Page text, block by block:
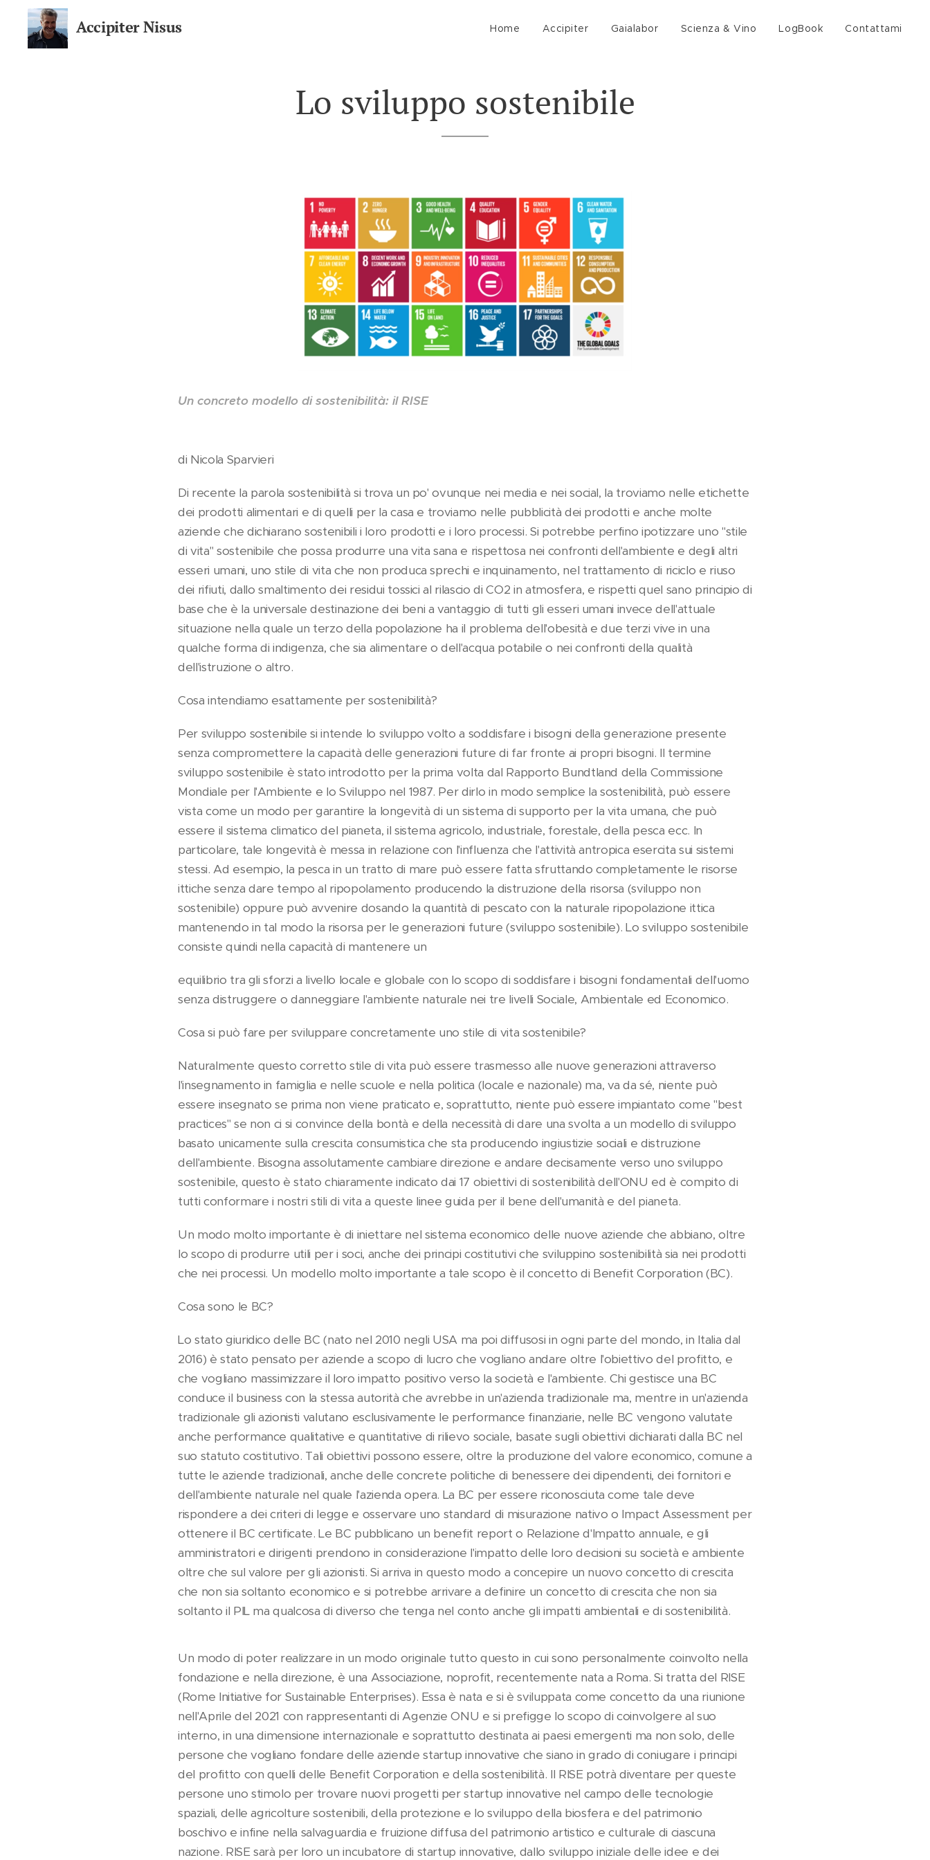
Accipiter Nisus Home Accipiter Gaialabor Scienza & Vino LogBook Contattami
Lo sviluppo sostenibile
Un concreto modello di sostenibilità: il RISE
di Nicola Sparvieri
Di recente la parola sostenibilità si trova un po' ovunque nei media e nei social, la troviamo nelle etichette
dei prodotti alimentari e di quelli per la casa e troviamo nelle pubblicità dei prodotti e anche molte
aziende che dichiarano sostenibili i loro prodotti e i loro processi. Si potrebbe perfino ipotizzare uno "stile
di vita" sostenibile che possa produrre una vita sana e rispettosa nei confronti dell'ambiente e degli altri
esseri umani, uno stile di vita che non produca sprechi e inquinamento, nel trattamento di riciclo e riuso
dei rifiuti, dallo smaltimento dei residui tossici al rilascio di CO2 in atmosfera, e rispetti quel sano principio di
base che è la universale destinazione dei beni a vantaggio di tutti gli esseri umani invece dell'attuale
situazione nella quale un terzo della popolazione ha il problema dell'obesità e due terzi vive in una
qualche forma di indigenza, che sia alimentare o dell'acqua potabile o nei confronti della qualità
dell'istruzione o altro.
Cosa intendiamo esattamente per sostenibilità?
Per sviluppo sostenibile si intende lo sviluppo volto a soddisfare i bisogni della generazione presente
senza compromettere la capacità delle generazioni future di far fronte ai propri bisogni. Il termine
sviluppo sostenibile è stato introdotto per la prima volta dal Rapporto Bundtland della Commissione
Mondiale per l'Ambiente e lo Sviluppo nel 1987. Per dirlo in modo semplice la sostenibilità, può essere
vista come un modo per garantire la longevità di un sistema di supporto per la vita umana, che può
essere il sistema climatico del pianeta, il sistema agricolo, industriale, forestale, della pesca ecc. In
particolare, tale longevità è messa in relazione con l'influenza che l'attività antropica esercita sui sistemi
stessi. Ad esempio, la pesca in un tratto di mare può essere fatta sfruttando completamente le risorse
ittiche senza dare tempo al ripopolamento producendo la distruzione della risorsa (sviluppo non
sostenibile) oppure può avvenire dosando la quantità di pescato con la naturale ripopolazione ittica
mantenendo in tal modo la risorsa per le generazioni future (sviluppo sostenibile). Lo sviluppo sostenibile
consiste quindi nella capacità di mantenere un
equilibrio tra gli sforzi a livello locale e globale con lo scopo di soddisfare i bisogni fondamentali dell'uomo
senza distruggere o danneggiare l'ambiente naturale nei tre livelli Sociale, Ambientale ed Economico.
Cosa si può fare per sviluppare concretamente uno stile di vita sostenibile?
Naturalmente questo corretto stile di vita può essere trasmesso alle nuove generazioni attraverso
l'insegnamento in famiglia e nelle scuole e nella politica (locale e nazionale) ma, va da sé, niente può
essere insegnato se prima non viene praticato e, soprattutto, niente può essere impiantato come "best
practices" se non ci si convince della bontà e della necessità di dare una svolta a un modello di sviluppo
basato unicamente sulla crescita consumistica che sta producendo ingiustizie sociali e distruzione
dell'ambiente. Bisogna assolutamente cambiare direzione e andare decisamente verso uno sviluppo
sostenibile, questo è stato chiaramente indicato dai 17 obiettivi di sostenibilità dell'ONU ed è compito di
tutti conformare i nostri stili di vita a queste linee guida per il bene dell'umanità e del pianeta.
Un modo molto importante è di iniettare nel sistema economico delle nuove aziende che abbiano, oltre
lo scopo di produrre utili per i soci, anche dei principi costitutivi che sviluppino sostenibilità sia nei prodotti
che nei processi. Un modello molto importante a tale scopo è il concetto di Benefit Corporation (BC).
Cosa sono le BC?
Lo stato giuridico delle BC (nato nel 2010 negli USA ma poi diffusosi in ogni parte del mondo, in Italia dal
2016) è stato pensato per aziende a scopo di lucro che vogliano andare oltre l'obiettivo del profitto, e
che vogliano massimizzare il loro impatto positivo verso la società e l'ambiente. Chi gestisce una BC
conduce il business con la stessa autorità che avrebbe in un'azienda tradizionale ma, mentre in un'azienda
tradizionale gli azionisti valutano esclusivamente le performance finanziarie, nelle BC vengono valutate
anche performance qualitative e quantitative di rilievo sociale, basate sugli obiettivi dichiarati dalla BC nel
suo statuto costitutivo. Tali obiettivi possono essere, oltre la produzione del valore economico, comune a
tutte le aziende tradizionali, anche delle concrete politiche di benessere dei dipendenti, dei fornitori e
dell'ambiente naturale nel quale l'azienda opera. La BC per essere riconosciuta come tale deve
rispondere a dei criteri di legge e osservare uno standard di misurazione nativo o Impact Assessment per
ottenere il BC certificate. Le BC pubblicano un benefit report o Relazione d'Impatto annuale, e gli
amministratori e dirigenti prendono in considerazione l'impatto delle loro decisioni su società e ambiente
oltre che sul valore per gli azionisti. Si arriva in questo modo a concepire un nuovo concetto di crescita
che non sia soltanto economico e si potrebbe arrivare a definire un concetto di crescita che non sia
soltanto il PIL ma qualcosa di diverso che tenga nel conto anche gli impatti ambientali e di sostenibilità.
Un modo di poter realizzare in un modo originale tutto questo in cui sono personalmente coinvolto nella
fondazione e nella direzione, è una Associazione, noprofit, recentemente nata a Roma. Si tratta del RISE
(Rome Initiative for Sustainable Enterprises). Essa è nata e si è sviluppata come concetto da una riunione
nell'Aprile del 2021 con rappresentanti di Agenzie ONU e si prefigge lo scopo di coinvolgere al suo
interno, in una dimensione internazionale e soprattutto destinata ai paesi emergenti ma non solo, delle
persone che vogliano fondare delle aziende startup innovative che siano in grado di coniugare i principi
del profitto con quelli delle Benefit Corporation e della sostenibilità. Il RISE potrà diventare per queste
persone uno stimolo per trovare nuovi progetti per startup innovative nel campo delle tecnologie
spaziali, delle agricolture sostenibili, della protezione e lo sviluppo della biosfera e del patrimonio
boschivo e infine nella salvaguardia e fruizione diffusa del patrimonio artistico e culturale di ciascuna
nazione. RISE sarà per loro un incubatore di startup innovative, dallo sviluppo iniziale delle idee e dei